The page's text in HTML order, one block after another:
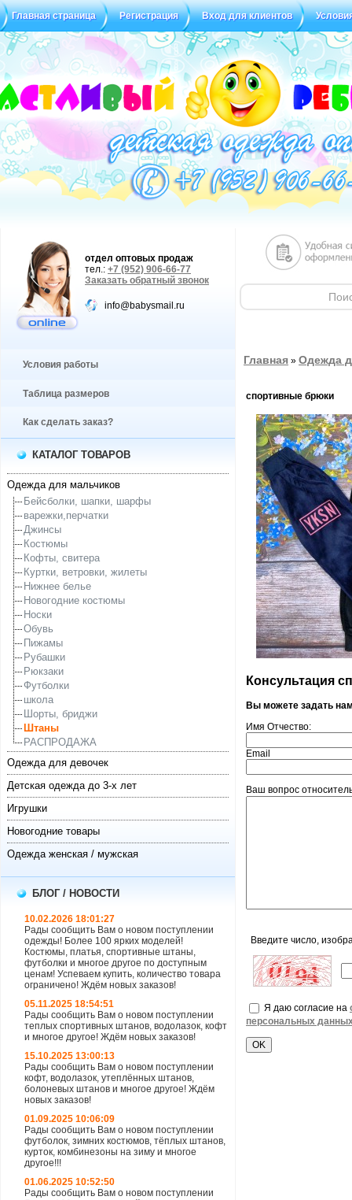
Главная страница Регистрация Вход для клиентов
Статус заказа Отзывы
отдел оптовых продаж
тел.: +7 (952) 906-66-77
Заказать обратный звонок
info@babysmail.ru
Условия работы
Таблица размеров
Как сделать заказ?
КАТАЛОГ ТОВАРОВ
Одежда для мальчиков
Бейсболки, шапки, шарфы
варежки,перчатки
Джинсы
Костюмы
Кофты, свитера
Куртки, ветровки, жилеты
Нижнее белье
Новогодние костюмы
Носки
Обувь
Пижамы
Рубашки
Рюкзаки
Футболки
школа
Шорты, бриджи
Штаны
РАСПРОДАЖА
Одежда для девочек
Детская одежда до 3-х лет
Игрушки
Новогодние товары
Одежда женская / мужская
БЛОГ / НОВОСТИ
10.02.2026 18:01:27
Рады сообщить Вам о новом поступлении
одежды! Более 100 ярких моделей!
Костюмы, платья, спортивные штаны,
футболки и многое другое по доступным
ценам! Успеваем купить, количество товара
ограничено! Ждём новых заказов!
05.11.2025 18:54:51
Рады сообщить Вам о новом поступлении
теплых спортивных штанов, водолазок, кофт
и многое другое! Ждём новых заказов!
15.10.2025 13:00:13
Рады сообщить Вам о новом поступлении
кофт, водолазок, утеплённых штанов,
болоневых штанов и многое другое! Ждём
новых заказов!
01.09.2025 10:06:09
Рады сообщить Вам о новом поступлении
футболок, зимних костюмов, тёплых штанов,
курток, комбинезоны на зиму и многое
другое!!!
01.06.2025 10:52:50
Рады сообщить Вам о новом поступлении
Главная » Одежда
спортивные брюки
Консультация
Вы можете задать
Имя Отчество:
Email
Ваш вопрос
Введите число,
Я даю согласие на
персональных